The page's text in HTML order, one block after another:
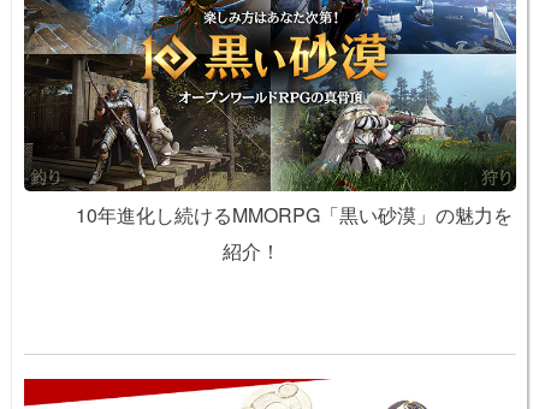
10年進化し続けるMMORPG「黒い砂漠」の魅力を
紹介！